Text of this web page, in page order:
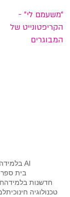
"משעמם לי" -
הקריפטונייט של
המבוגרים
AI בלמידה
בית
חדשנות בלמידה
טכנולוגיה חינוכית